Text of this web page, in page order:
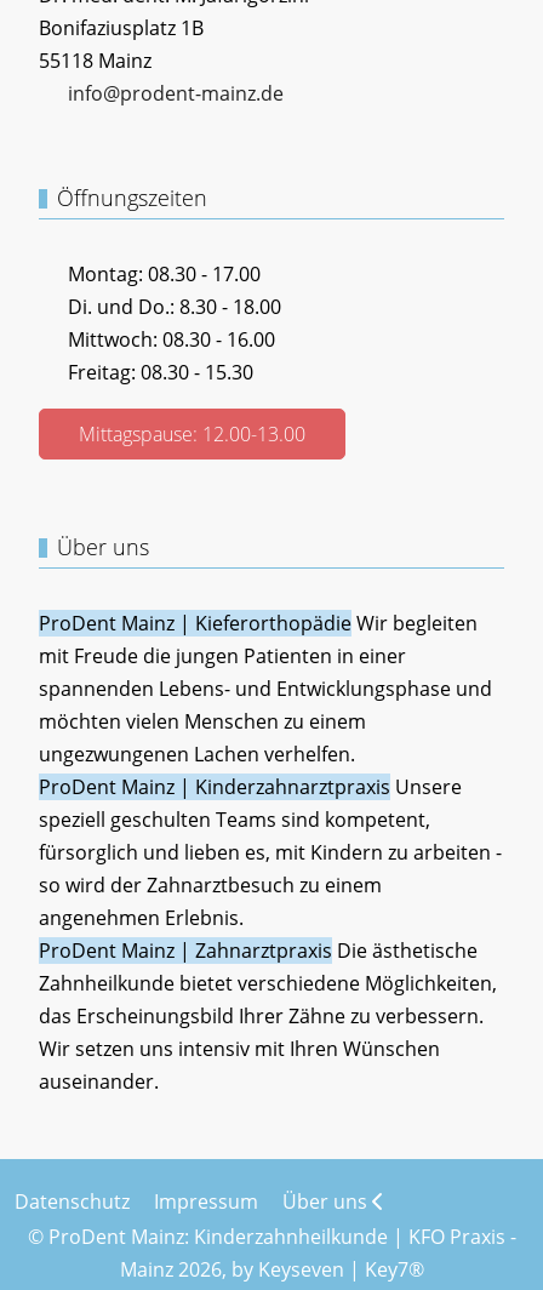
Bonifaziusplatz 1B
55118 Mainz
info@prodent-mainz.de
Öffnungszeiten
Montag: 08.30 - 17.00
Di. und Do.: 8.30 - 18.00
Mittwoch: 08.30 - 16.00
Freitag: 08.30 - 15.30
Mittagspause: 12.00-13.00
Über uns
ProDent Mainz | KieferorthopädieWir begleiten
mit Freude die jungen Patienten in einer
spannenden Lebens- und Entwicklungsphase und
möchten vielen Menschen zu einem
ungezwungenen Lachen verhelfen.
ProDent Mainz | Kinderzahnarztpraxis Unsere
speziell geschulten Teams sind kompetent,
fürsorglich und lieben es, mit Kindern zu arbeiten -
so wird der Zahnarztbesuch zu einem
angenehmen Erlebnis.
ProDent Mainz | Zahnarztpraxis Die ästhetische
Zahnheilkunde bietet verschiedene Möglichkeiten,
das Erscheinungsbild Ihrer Zähne zu verbessern.
Wir setzen uns intensiv mit Ihren Wünschen
auseinander.
Datenschutz Impressum
Über uns
© ProDent Mainz: Kinderzahnheilkunde | KFO Praxis -
Mainz 2026, by Keyseven | Key7®